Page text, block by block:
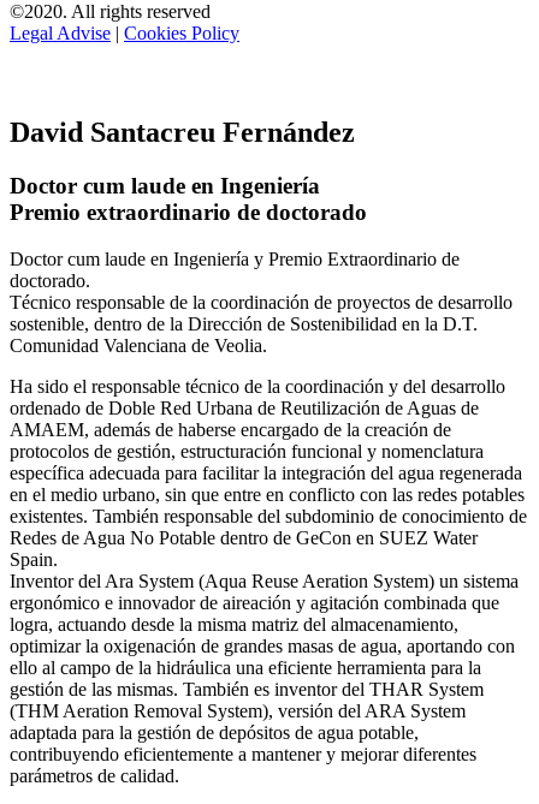
©2020. All rights reserved
Legal Advise | Cookies Policy
David Santacreu Fernández
Doctor cum laude en Ingeniería
Premio extraordinario de doctorado
Doctor cum laude en Ingeniería y Premio Extraordinario de
doctorado.
Técnico responsable de la coordinación de proyectos de desarrollo
sostenible, dentro de la Dirección de Sostenibilidad en la D.T.
Comunidad Valenciana de Veolia.
Ha sido el responsable técnico de la coordinación y del desarrollo
ordenado de Doble Red Urbana de Reutilización de Aguas de
AMAEM, además de haberse encargado de la creación de
protocolos de gestión, estructuración funcional y nomenclatura
específica adecuada para facilitar la integración del agua regenerada
en el medio urbano, sin que entre en conflicto con las redes potables
existentes. También responsable del subdominio de conocimiento de
Redes de Agua No Potable dentro de GeCon en SUEZ Water
Spain.
Inventor del Ara System (Aqua Reuse Aeration System) un sistema
ergonómico e innovador de aireación y agitación combinada que
logra, actuando desde la misma matriz del almacenamiento,
optimizar la oxigenación de grandes masas de agua, aportando con
ello al campo de la hidráulica una eficiente herramienta para la
gestión de las mismas. También es inventor del THAR System
(THM Aeration Removal System), versión del ARA System
adaptada para la gestión de depósitos de agua potable,
contribuyendo eficientemente a mantener y mejorar diferentes
parámetros de calidad.